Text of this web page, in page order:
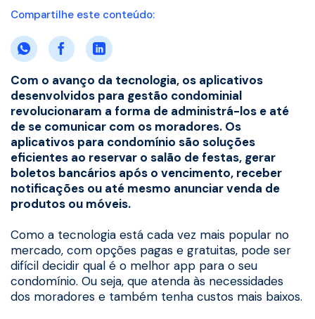
Com o avanço da tecnologia, os aplicativos
desenvolvidos para gestão condominial
revolucionaram a forma de administrá-los e até
de se comunicar com os moradores. Os
aplicativos para condomínio são soluções
eficientes ao reservar o salão de festas, gerar
boletos bancários após o vencimento, receber
notificações ou até mesmo anunciar venda de
produtos ou móveis.
Como a tecnologia está cada vez mais popular no
mercado, com opções pagas e gratuitas, pode ser
difícil decidir qual é o melhor app para o seu
condomínio. Ou seja, que atenda às necessidades
dos moradores e também tenha custos mais baixos.
Compartilhe este conteúdo: